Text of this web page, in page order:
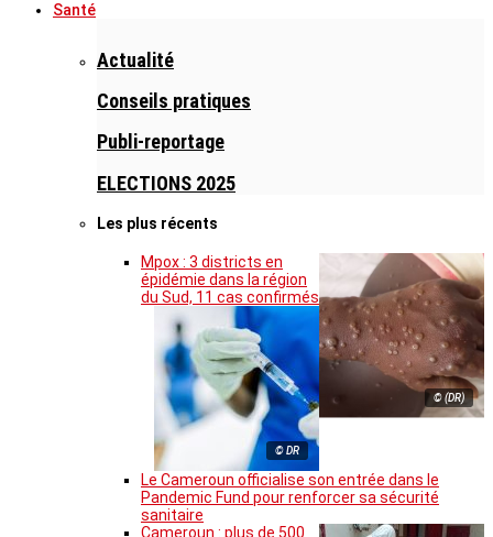
Santé
Actualité
Conseils pratiques
Publi-reportage
ELECTIONS 2025
Les plus récents
© (DR)
Mpox : 3 districts en
épidémie dans la région
du Sud, 11 cas confirmés
© DR
Le Cameroun officialise son entrée dans le
Pandemic Fund pour renforcer sa sécurité
sanitaire
Cameroun : plus de 500